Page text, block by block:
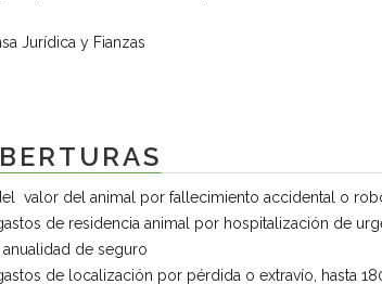
Jurídica y Fianzas
valor del animal por fallecimiento accidental o
de residencia animal por hospitalización de
de seguro
de localización por pérdida o extravío, hasta